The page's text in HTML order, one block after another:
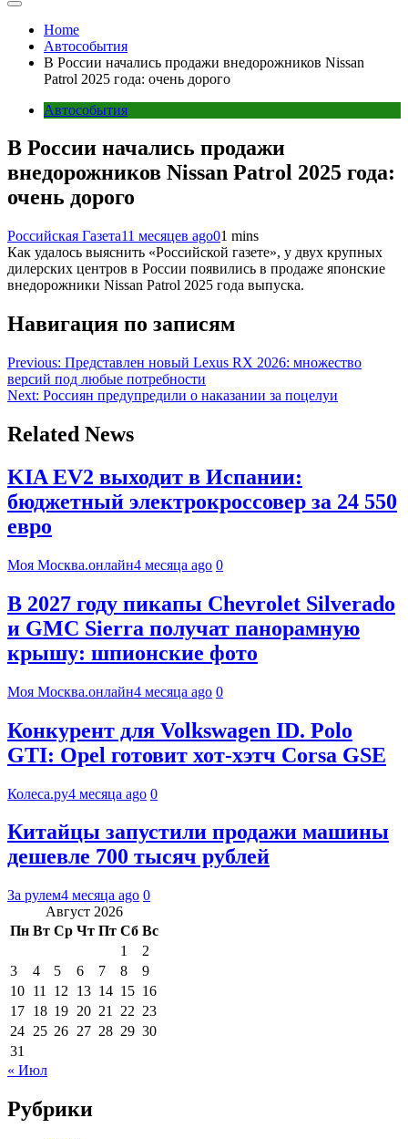
Home
Автособытия
В России начались продажи внедорожников Nissan
Patrol 2025 года: очень дорого
Автособытия
В России начались продажи
внедорожников Nissan Patrol 2025 года:
очень дорого
Российская Газета11 месяцев ago01 mins
Как удалось выяснить «Российской газете», у двух крупных
дилерских центров в России появились в продаже японские
внедорожники Nissan Patrol 2025 года выпуска.
Навигация по записям
Previous: Представлен новый Lexus RX 2026: множество
версий под любые потребности
Next: Россиян предупредили о наказании за поцелуи
Related News
KIA EV2 выходит в Испании:
бюджетный электрокроссовер за 24 550
евро
Моя Москва.онлайн4 месяца ago 0
В 2027 году пикапы Chevrolet Silverado
и GMC Sierra получат панорамную
крышу: шпионские фото
Моя Москва.онлайн4 месяца ago 0
Конкурент для Volkswagen ID. Polo
GTI: Opel готовит хот-хэтч Corsa GSE
Колеса.ру4 месяца ago 0
Китайцы запустили продажи машины
дешевле 700 тысяч рублей
За рулем4 месяца ago 0
Август 2026
Пн Вт Ср Чт Пт Сб Вс
1
2
3
4 5 6 7 8
9
10 11 12 13 14 15 16
17 18 19 20 21 22 23
24 25 26 27 28 29 30
31
« Июл
Рубрики